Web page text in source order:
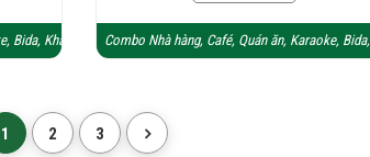
Bida, Khách sạn Combo Nhà hàng, Café, Quán ăn, Karaoke, Bida,
1 2 3